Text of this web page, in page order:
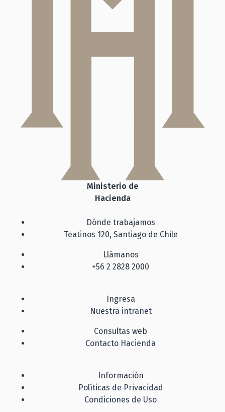
Ministerio de
Hacienda
Dónde trabajamos
Teatinos 120, Santiago de Chile
Llámanos
+56 2 2828 2000
Ingresa
Nuestra intranet
Consultas web
Contacto Hacienda
Información
Políticas de Privacidad
Condiciones de Uso